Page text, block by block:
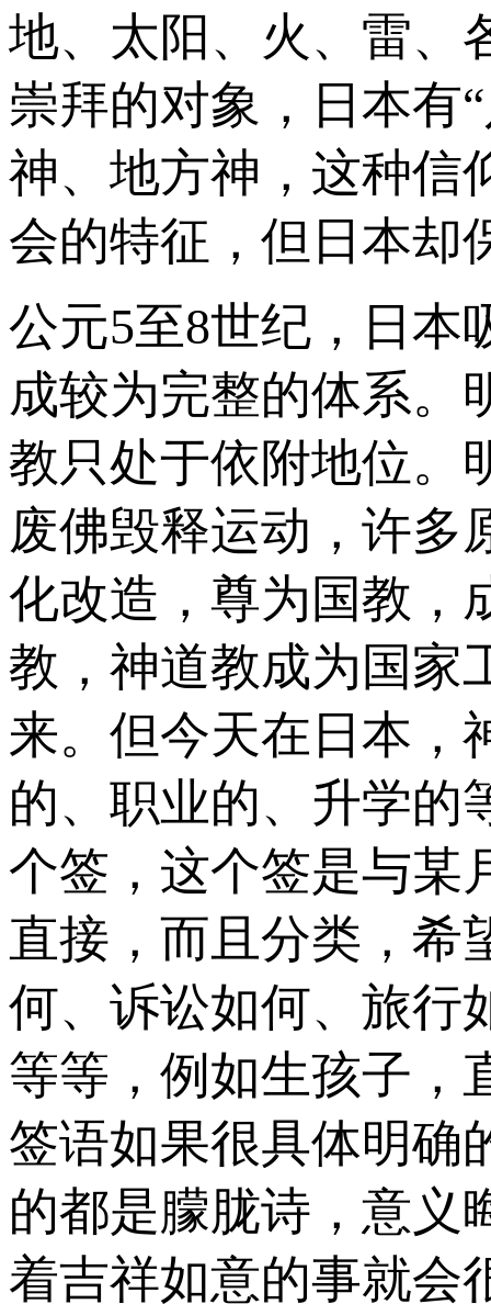
地、太阳、火、雷、
崇拜的对象，日本有
神、地方神，这种信
会的特征，但日本却
公元5至8世纪，日本
成较为完整的体系。
教只处于依附地位。
废佛毁释运动，许多
化改造，尊为国教，
教，神道教成为国家
来。但今天在日本，
的、职业的、升学的
个签，这个签是与某
直接，而且分类，希
何、诉讼如何、旅行
等等，例如生孩子，
签语如果很具体明确
的都是朦胧诗，意义
着吉祥如意的事就会